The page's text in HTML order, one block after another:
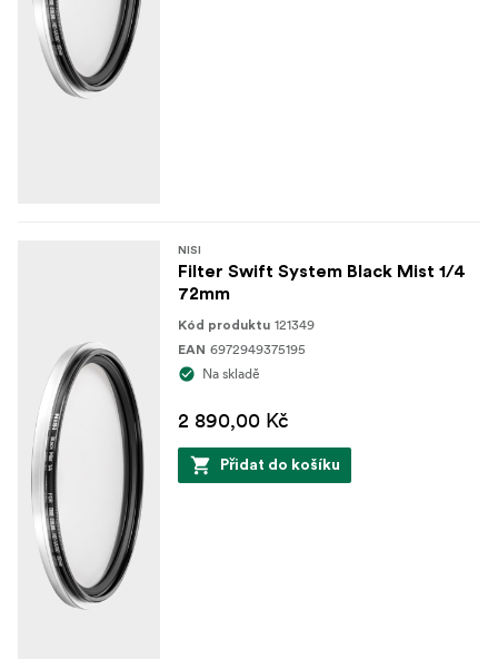
NISI
Filter Swift System Black Mist 1/4
72mm
Kód produktu 121349
EAN 6972949375195
Na skladě
2 890,00 Kč
Přidat do košíku